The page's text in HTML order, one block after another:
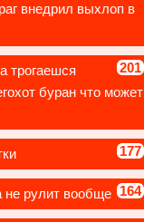
внедрил выхлоп в
201
трогаешся
буран что может
177
164
не рулит вообще